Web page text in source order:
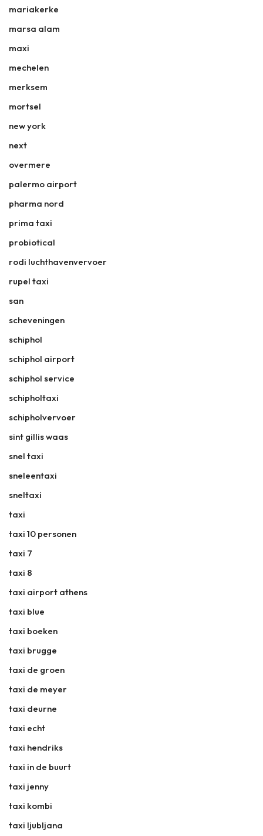
mariakerke
marsa alam
maxi
mechelen
merksem
mortsel
new york
next
overmere
palermo airport
pharma nord
prima taxi
probiotical
rodi luchthavenvervoer
rupel taxi
san
scheveningen
schiphol
schiphol airport
schiphol service
schipholtaxi
schipholvervoer
sint gillis waas
snel taxi
sneleentaxi
sneltaxi
taxi
taxi 10 personen
taxi 7
taxi 8
taxi airport athens
taxi blue
taxi boeken
taxi brugge
taxi de groen
taxi de meyer
taxi deurne
taxi echt
taxi hendriks
taxi in de buurt
taxi jenny
taxi kombi
taxi ljubljana